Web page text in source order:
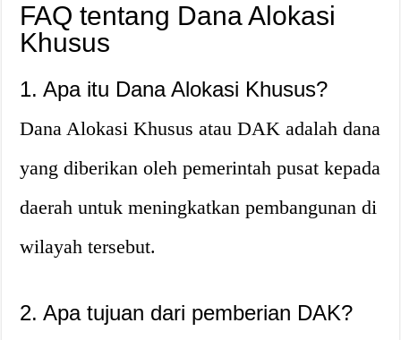
FAQ tentang Dana Alokasi
Khusus
1. Apa itu Dana Alokasi Khusus?
Dana Alokasi Khusus atau DAK adalah dana
yang diberikan oleh pemerintah pusat kepada
daerah untuk meningkatkan pembangunan di
wilayah tersebut.
2. Apa tujuan dari pemberian DAK?